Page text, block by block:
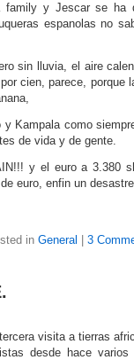
y Jescar se ha
espanolas no
sin lluvia, el aire
cien, parece, porque
y Kampala como
de vida y de gente.
y el euro a 3.380
euro, enfin un
in General 3
visita a tierras
desde hace